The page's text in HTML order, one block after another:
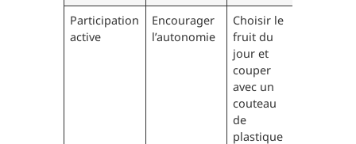
Participation
active
Encourager
l’autonomie
Choisir le
fruit du
jour et
couper
avec un
couteau
de
plastique